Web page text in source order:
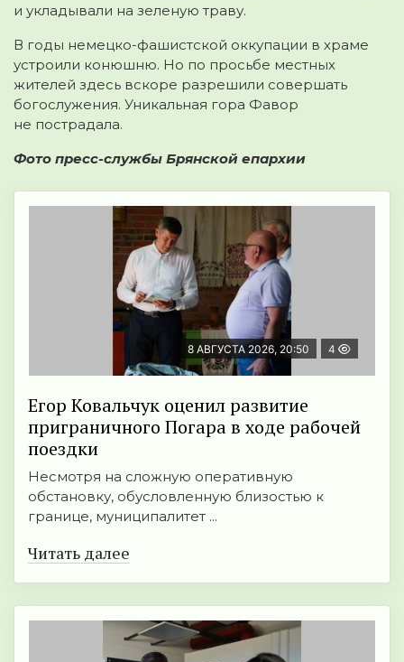
и укладывали на зеленую траву.
В годы немецко-фашистской оккупации в храме
устроили конюшню. Но по просьбе местных
жителей здесь вскоре разрешили совершать
богослужения. Уникальная гора Фавор
не пострадала.
Фото пресс-службы Брянской епархии
8 АВГУСТА 2026, 20:50 4
Егор Ковальчук оценил развитие
приграничного Погара в ходе рабочей
поездки
Несмотря на сложную оперативную
обстановку, обусловленную близостью к
границе, муниципалитет ...
Читать далее